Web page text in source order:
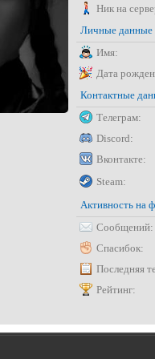
Ник на
Личные данные
Имя:
Дата
Контактные
Телеграм:
Discord:
Вконтакте:
Steam:
Активность на
Сообщений:
Спасибок:
Последняя
Рейтинг: